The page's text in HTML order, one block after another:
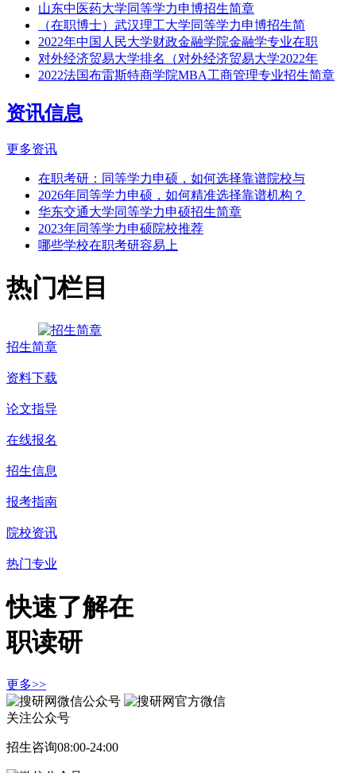
山东中医药大学同等学力申博招生简章
（在职博士）武汉理工大学同等学力申博招生简
2022年中国人民大学财政金融学院金融学专业在职
对外经济贸易大学排名（对外经济贸易大学2022年
2022法国布雷斯特商学院MBA工商管理专业招生简章
资讯信息
更多资讯
在职考研：同等学力申硕，如何选择靠谱院校与
2026年同等学力申硕，如何精准选择靠谱机构？
华东交通大学同等学力申硕招生简章
2023年同等学力申硕院校推荐
哪些学校在职考研容易上
热门栏目
招生简章
资料下载
论文指导
在线报名
招生信息
报考指南
院校资讯
热门专业
快速了解在
职读研
更多>>
关注公众号
招生咨询08:00-24:00